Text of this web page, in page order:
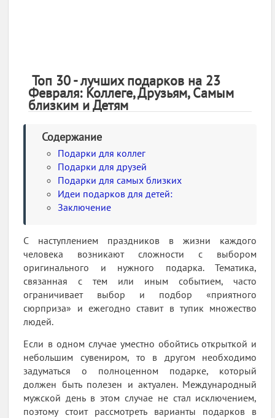
Топ 30 - лучших подарков на 23
Февраля: Коллеге, Друзьям, Самым
близким и Детям
Содержание
Подарки для коллег
Подарки для друзей
Подарки для самых близких
Идеи подарков для детей:
Заключение
С наступлением праздников в жизни каждого
человека возникают сложности с выбором
оригинального и нужного подарка. Тематика,
связанная с тем или иным событием, часто
ограничивает выбор и подбор «приятного
сюрприза» и ежегодно ставит в тупик множество
людей.
Если в одном случае уместно обойтись открыткой и
небольшим сувениром, то в другом необходимо
задуматься о полноценном подарке, который
должен быть полезен и актуален. Международный
мужской день в этом случае не стал исключением,
поэтому стоит рассмотреть варианты подарков в